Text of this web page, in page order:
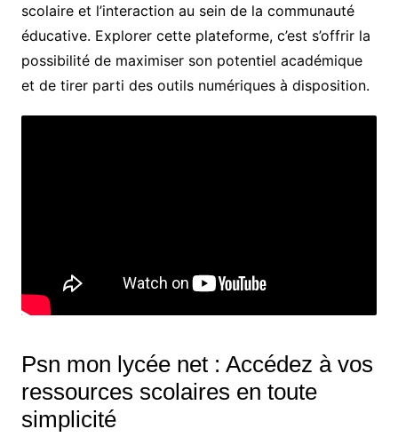
scolaire et l’interaction au sein de la communauté
éducative. Explorer cette plateforme, c’est s’offrir la
possibilité de maximiser son potentiel académique
et de tirer parti des outils numériques à disposition.
Psn mon lycée net : Accédez à vos
ressources scolaires en toute
simplicité